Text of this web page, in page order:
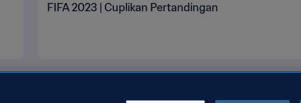
FIFA 2023 | Cuplikan Pertandingan